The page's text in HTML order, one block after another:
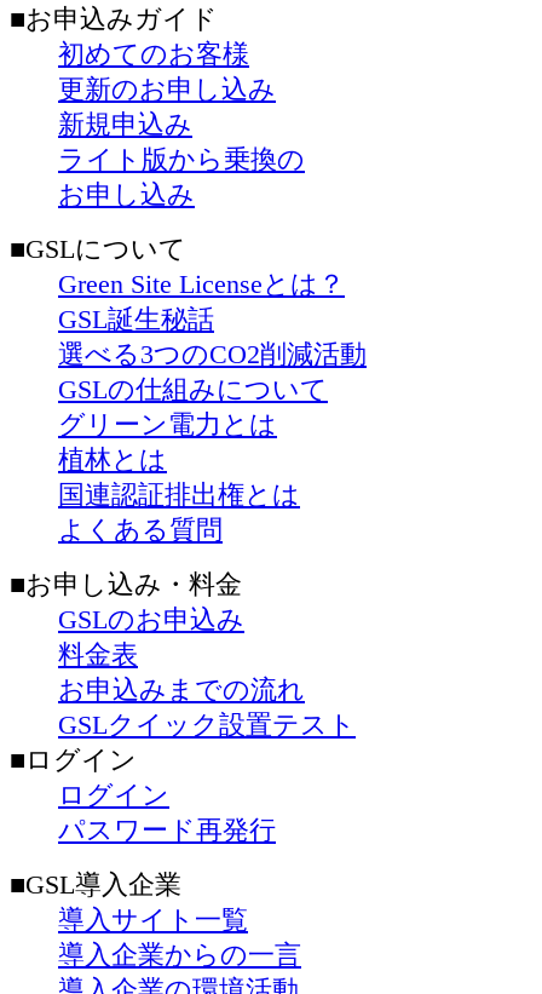
■お申込みガイド
初めてのお客様
更新のお申し込み
新規申込み
ライト版から乗換の
お申し込み
■GSLについて
Green Site Licenseとは？
GSL誕生秘話
選べる3つのCO2削減活動
GSLの仕組みについて
グリーン電力とは
植林とは
国連認証排出権とは
よくある質問
■お申し込み・料金
GSLのお申込み
料金表
お申込みまでの流れ
GSLクイック設置テスト
■ログイン
ログイン
パスワード再発行
■GSL導入企業
導入サイト一覧
導入企業からの一言